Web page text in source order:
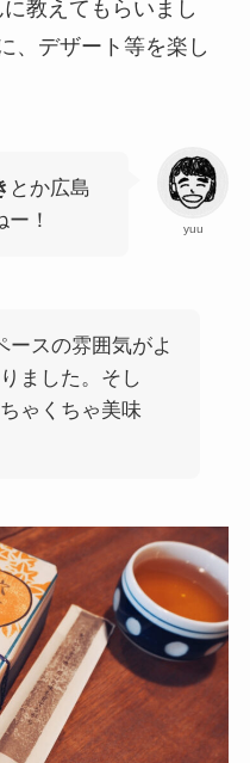
教えてもらいまし
、デザート等を楽し
yuu
とか広島
！
ースの雰囲気がよ
ました。そし
ゃくちゃ美味